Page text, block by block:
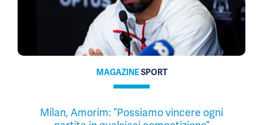
MAGAZINESPORT
Milan, Amorim: “Possiamo vincere ogni